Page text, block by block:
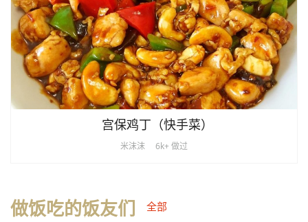
宫保鸡丁（快手菜）
米沫沫 6k+ 做过
做饭吃的饭友们 全部